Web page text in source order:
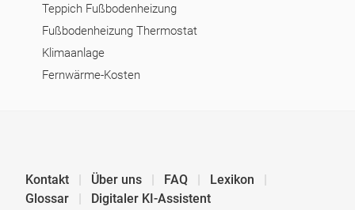
Teppich Fußbodenheizung
Fußbodenheizung Thermostat
Klimaanlage
Fernwärme-Kosten
Kontakt Über uns FAQ
Lexikon
Glossar
Digitaler KI-Assistent